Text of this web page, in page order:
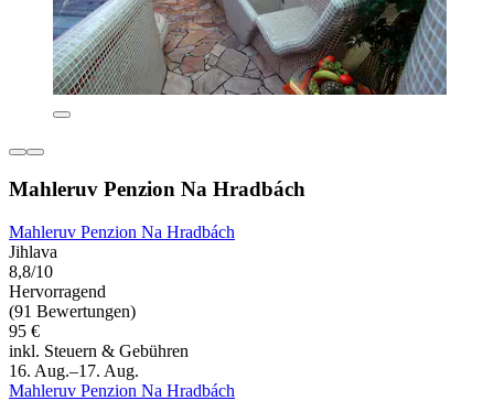
Mahleruv Penzion Na Hradbách
Mahleruv Penzion Na Hradbách
Jihlava
8,8/10
Hervorragend
(91 Bewertungen)
95 €
inkl. Steuern & Gebühren
16. Aug.–17. Aug.
Mahleruv Penzion Na Hradbách